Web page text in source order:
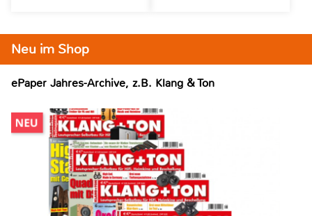
Neu im Shop
ePaper Jahres-Archive, z.B. Klang & Ton